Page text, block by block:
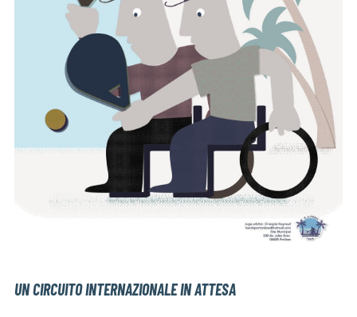
UN CIRCUITO INTERNAZIONALE IN ATTESA